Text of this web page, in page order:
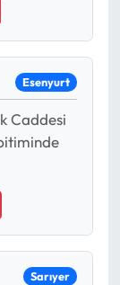
Esenyurt
Caddesi
Sarıyer